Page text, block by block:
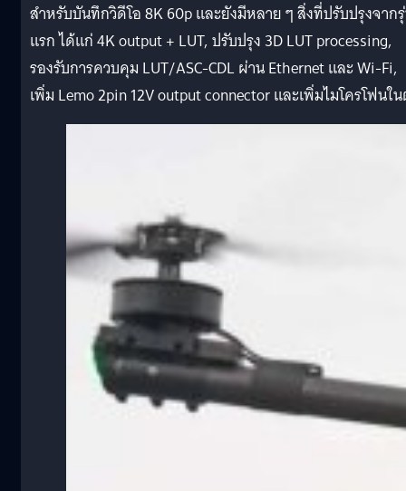
สำหรับบันทึกวิดีโอ 8K 60p และยังมีหลาย ๆ สิ่งที่ปรับปรุงจาก
แรก ได้แก่ 4K output + LUT, ปรับปรุง 3D LUT processing,
รองรับการควบคุม LUT/ASC-CDL ผ่าน Ethernet และ Wi-Fi,
เพิ่ม Lemo 2pin 12V output connector และเพิ่มไมโครโฟนใ